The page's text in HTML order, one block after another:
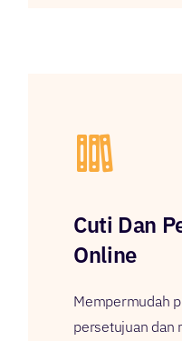
Cuti Dan
Online
Mempermudah
persetujuan dan